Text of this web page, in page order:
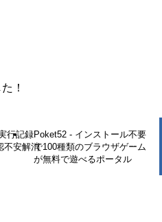
！
行記録
不安解消
Poket52 - インストール不要
で100種類のブラウザゲーム
が無料で遊べるポータル